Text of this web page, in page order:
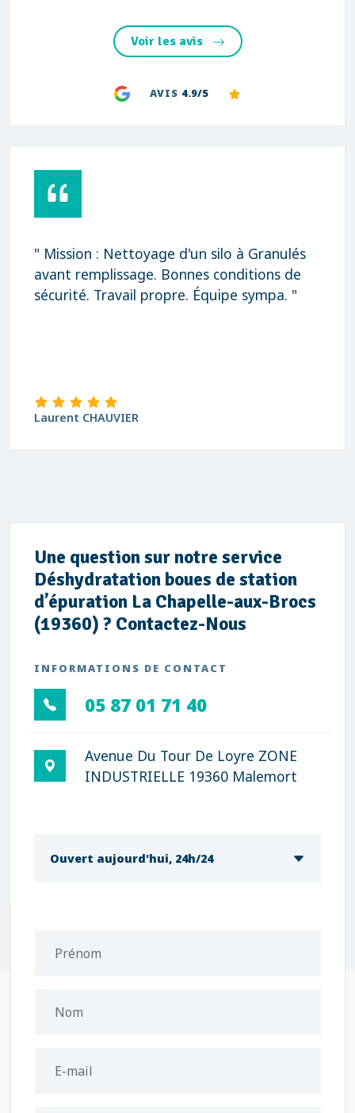
Voir les avis
AVIS 4.9/5
" Mission : Nettoyage d'un silo à Granulés
avant remplissage. Bonnes conditions de
sécurité. Travail propre. Équipe sympa. "
Laurent CHAUVIER
Une question sur notre service
Déshydratation boues de station
d’épuration La Chapelle-aux-Brocs
(19360) ? Contactez-Nous
INFORMATIONS DE CONTACT
05 87 01 71 40
Avenue Du Tour De Loyre ZONE
INDUSTRIELLE 19360 Malemort
Ouvert aujourd'hui, 24h/24
Prénom
Nom
E-mail